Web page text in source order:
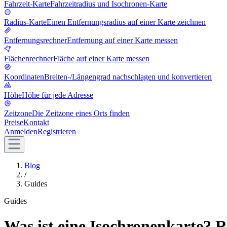
Fahrzeit-KarteFahrzeitradius und Isochronen-Karte
Radius-KarteEinen Entfernungsradius auf einer Karte zeichnen
EntfernungsrechnerEntfernung auf einer Karte messen
FlächenrechnerFläche auf einer Karte messen
KoordinatenBreiten-/Längengrad nachschlagen und konvertieren
HöheHöhe für jede Adresse
ZeitzoneDie Zeitzone eines Orts finden
PreiseKontakt
AnmeldenRegistrieren
Blog
/
Guides
Guides